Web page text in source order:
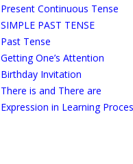
Present Continuous Tense
SIMPLE PAST TENSE
Past Tense
Getting One’s Attention
Birthday Invitation
There is and There are
Expression in Learning